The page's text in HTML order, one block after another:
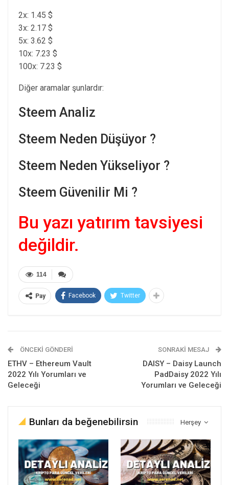
2x: 1.45 $
3x: 2.17 $
5x: 3.62 $
10x: 7.23 $
100x: 7.23 $
Diğer aramalar şunlardır:
Steem Analiz
Steem Neden Düşüyor ?
Steem Neden Yükseliyor ?
Steem Güvenilir Mi ?
Bu yazı yatırım tavsiyesi
değildir.
114
Pay Facebook Twitter
ÖNCEKI GÖNDERI
ETHV – Ethereum Vault
2022 Yılı Yorumları ve
Geleceği
SONRAKI MESAJ
DAISY – Daisy Launch
PadDaisy 2022 Yılı
Yorumları ve Geleceği
Herşey
Bunları da beğenebilirsin